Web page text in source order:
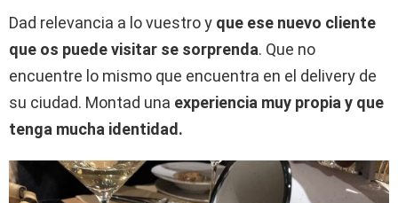
Dad relevancia a lo vuestro y que ese nuevo cliente
que os puede visitar se sorprenda. Que no
encuentre lo mismo que encuentra en el delivery de
su ciudad. Montad una experiencia muy propia y que
tenga mucha identidad.